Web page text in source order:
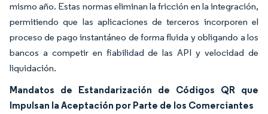
mismo año. Estas normas eliminan la fricción en la integración,
permitiendo que las aplicaciones de terceros incorporen el
proceso de pago instantáneo de forma fluida y obligando a los
bancos a competir en fiabilidad de las API y velocidad de
liquidación.
Mandatos de Estandarización de Códigos QR que
Impulsan la Aceptación por Parte de los Comerciantes